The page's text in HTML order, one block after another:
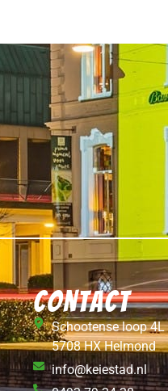
Contact
Schootense loop 4L
5708 HX Helmond
info@keiestad.nl